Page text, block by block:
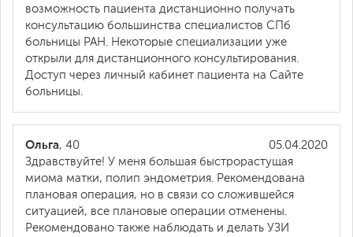
возможность пациента дистанционно получать
консультацию большинства специалистов СПб
больницы РАН. Некоторые специализации уже
открыли для дистанционного консультирования.
Доступ через личный кабинет пациента на Сайте
больницы.
05.04.2020
Ольга, 40
Здравствуйте! У меня большая быстрорастущая
миома матки, полип эндометрия. Рекомендована
плановая операция, но в связи со сложившейся
ситуацией, все плановые операции отменены.
Рекомендовано также наблюдать и делать УЗИ